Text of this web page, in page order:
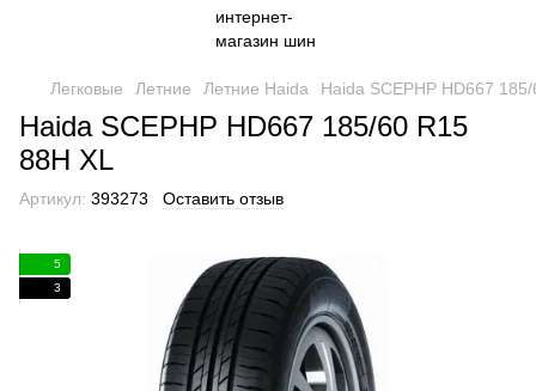
Легковые Летние Летние Haida Haida SCEPHP HD667
Haida SCEPHP HD667 185/60 R15
88H XL
Артикул: 393273 Оставить отзыв
5
3